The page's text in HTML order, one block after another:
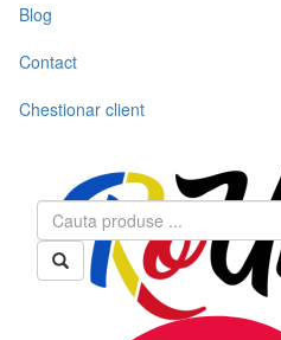
Blog
Contact
Chestionar client